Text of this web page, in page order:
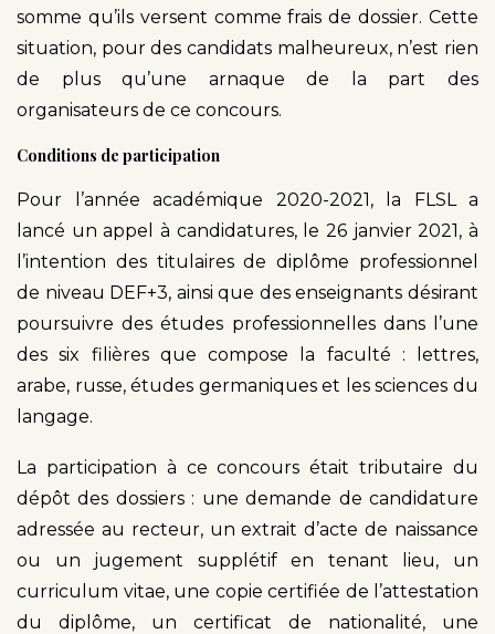
somme qu’ils versent comme frais de dossier. Cette
situation, pour des candidats malheureux, n’est rien
de plus qu’une arnaque de la part des
organisateurs de ce concours.
Conditions de participation
Pour l’année académique 2020-2021, la FLSL a
lancé un appel à candidatures, le 26 janvier 2021, à
l’intention des titulaires de diplôme professionnel
de niveau DEF+3, ainsi que des enseignants désirant
poursuivre des études professionnelles dans l’une
des six filières que compose la faculté : lettres,
arabe, russe, études germaniques et les sciences du
langage.
La participation à ce concours était tributaire du
dépôt des dossiers : une demande de candidature
adressée au recteur, un extrait d’acte de naissance
ou un jugement supplétif en tenant lieu, un
curriculum vitae, une copie certifiée de l’attestation
du diplôme, un certificat de nationalité, une